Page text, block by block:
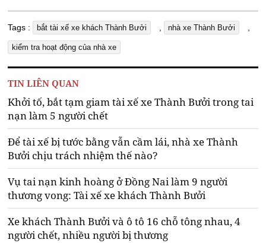
Tags : bắt tài xế xe khách Thành Bưởi nhà xe Thành Bưởi
kiểm tra hoạt động của nhà xe
TIN LIÊN QUAN
Khởi tố, bắt tạm giam tài xế xe Thành Bưởi trong tai
nạn làm 5 người chết
Để tài xế bị tước bằng vẫn cầm lái, nhà xe Thành
Bưởi chịu trách nhiệm thế nào?
Vụ tai nạn kinh hoàng ở Đồng Nai làm 9 người
thương vong: Tài xế xe khách Thành Bưởi
Xe khách Thành Bưởi và ô tô 16 chỗ tông nhau, 4
người chết, nhiều người bị thương